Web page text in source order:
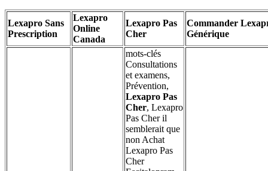
Lexapro Sans
Prescription
Lexapro
Online
Canada
Lexapro Pas
Cher
Commander
Générique
mots-clés
Consultations
et examens,
Prévention,
Lexapro Pas
Cher, Lexapro
Pas Cher il
semblerait que
non Achat
Lexapro Pas
Cher